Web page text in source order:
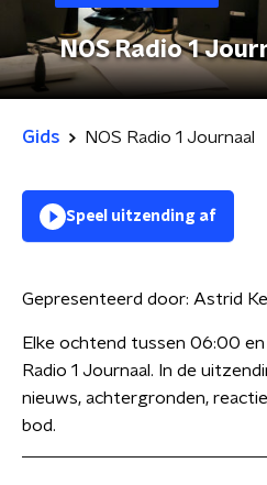
NOS Radio 1
Gids NOS Radio 1 Journaal
Speel uitzending af
Gepresenteerd door: Astrid
Elke ochtend tussen 06:00
Radio 1 Journaal. In de
nieuws, achtergronden,
bod.